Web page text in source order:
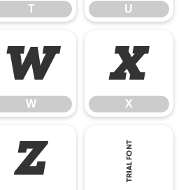
T U
W
W
X
X
Z [